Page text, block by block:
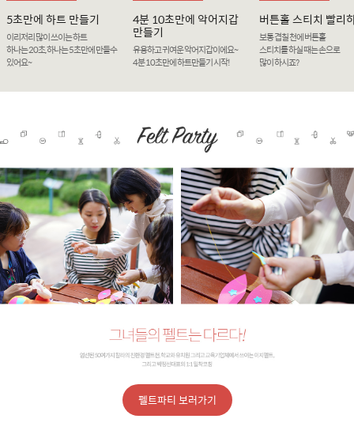
5초만에 하트 만들기
이리저리 많이 쓰이는 하트
하나는 20초, 하나는 5초만에 만들수
있어요~
4분 10초만에 악어지갑
만들기
유용하고 귀여운 악어지갑이에요~
4분 10초만에 하트만들기 시작!
버튼홀 스티치 빨리
보통 겹칠 천에 버튼홀
스티치를 하실 때는 손으로
많이 하시죠?
펠트파티 보러가기